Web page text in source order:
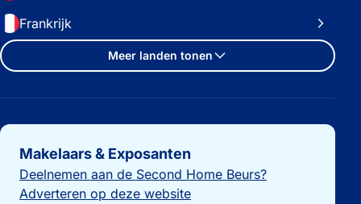
Frankrijk
Meer landen tonen
Belangrijke links
Makelaars & Exposanten
Deelnemen aan de Second Home Beurs?
Adverteren op deze website